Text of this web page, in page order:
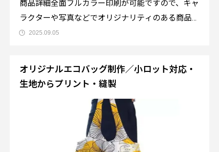
商品詳細全面フルカラー印刷が可能ですので、キャ
ラクターや写真などでオリジナリティのある商品が
出来ます。お揃いで、レジャーシート・風呂敷等に
2025.09.05
オリジナルエコバッグ制作／小ロット対応・
生地からプリント・縫製